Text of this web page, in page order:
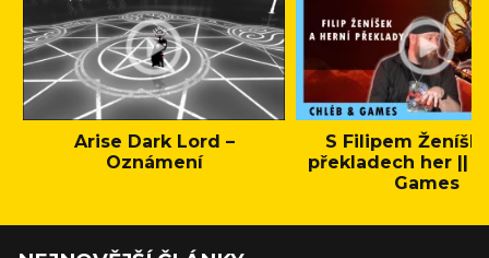
Arise Dark Lord –
Oznámení
S Filipem
překladech her ||
Games